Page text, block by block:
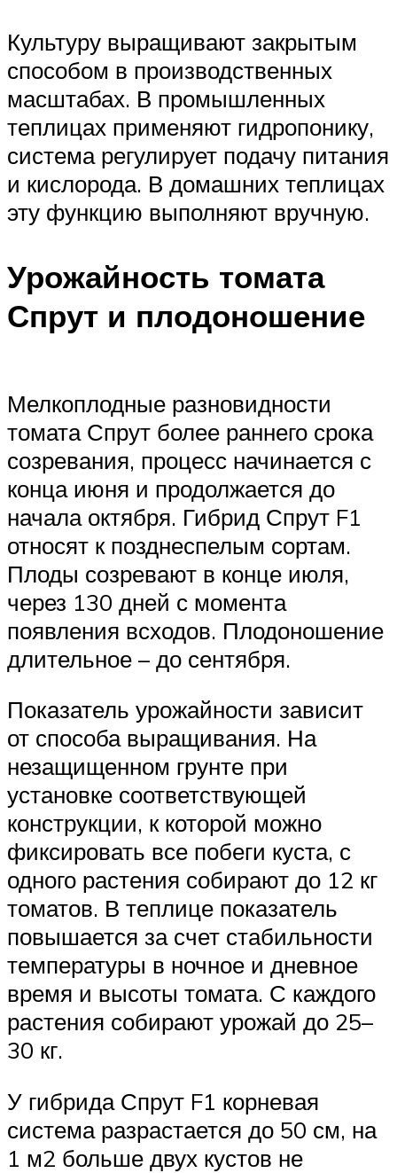
Культуру выращивают закрытым
способом в производственных
масштабах. В промышленных
теплицах применяют гидропонику,
система регулирует подачу питания
и кислорода. В домашних теплицах
эту функцию выполняют вручную.
Урожайность томата
Спрут и плодоношение
Мелкоплодные разновидности
томата Спрут более раннего срока
созревания, процесс начинается с
конца июня и продолжается до
начала октября. Гибрид Спрут F1
относят к позднеспелым сортам.
Плоды созревают в конце июля,
через 130 дней с момента
появления всходов. Плодоношение
длительное – до сентября.
Показатель урожайности зависит
от способа выращивания. На
незащищенном грунте при
установке соответствующей
конструкции, к которой можно
фиксировать все побеги куста, с
одного растения собирают до 12 кг
томатов. В теплице показатель
повышается за счет стабильности
температуры в ночное и дневное
время и высоты томата. С каждого
растения собирают урожай до 25–
30 кг.
У гибрида Спрут F1 корневая
система разрастается до 50 см, на
1 м2 больше двух кустов не